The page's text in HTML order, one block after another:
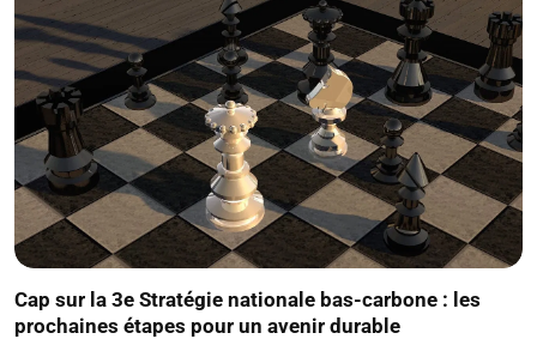
Cap sur la 3e Stratégie nationale bas-carbone : les
prochaines étapes pour un avenir durable